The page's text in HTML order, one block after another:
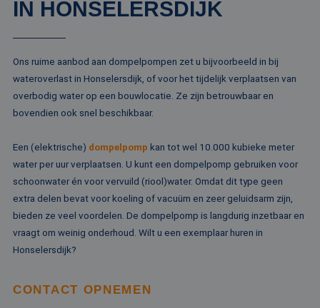
IN HONSELERSDIJK
Ons ruime aanbod aan dompelpompen zet u bijvoorbeeld in bij
wateroverlast in Honselersdijk, of voor het tijdelijk verplaatsen van
overbodig water op een bouwlocatie. Ze zijn betrouwbaar en
bovendien ook snel beschikbaar.
Een (elektrische) dompelpomp kan tot wel 10.000 kubieke meter
water per uur verplaatsen. U kunt een dompelpomp gebruiken voor
schoonwater én voor vervuild (riool)water. Omdat dit type geen
extra delen bevat voor koeling of vacuüm en zeer geluidsarm zijn,
bieden ze veel voordelen. De dompelpomp is langdurig inzetbaar en
vraagt om weinig onderhoud. Wilt u een exemplaar huren in
Honselersdijk?
CONTACT OPNEMEN